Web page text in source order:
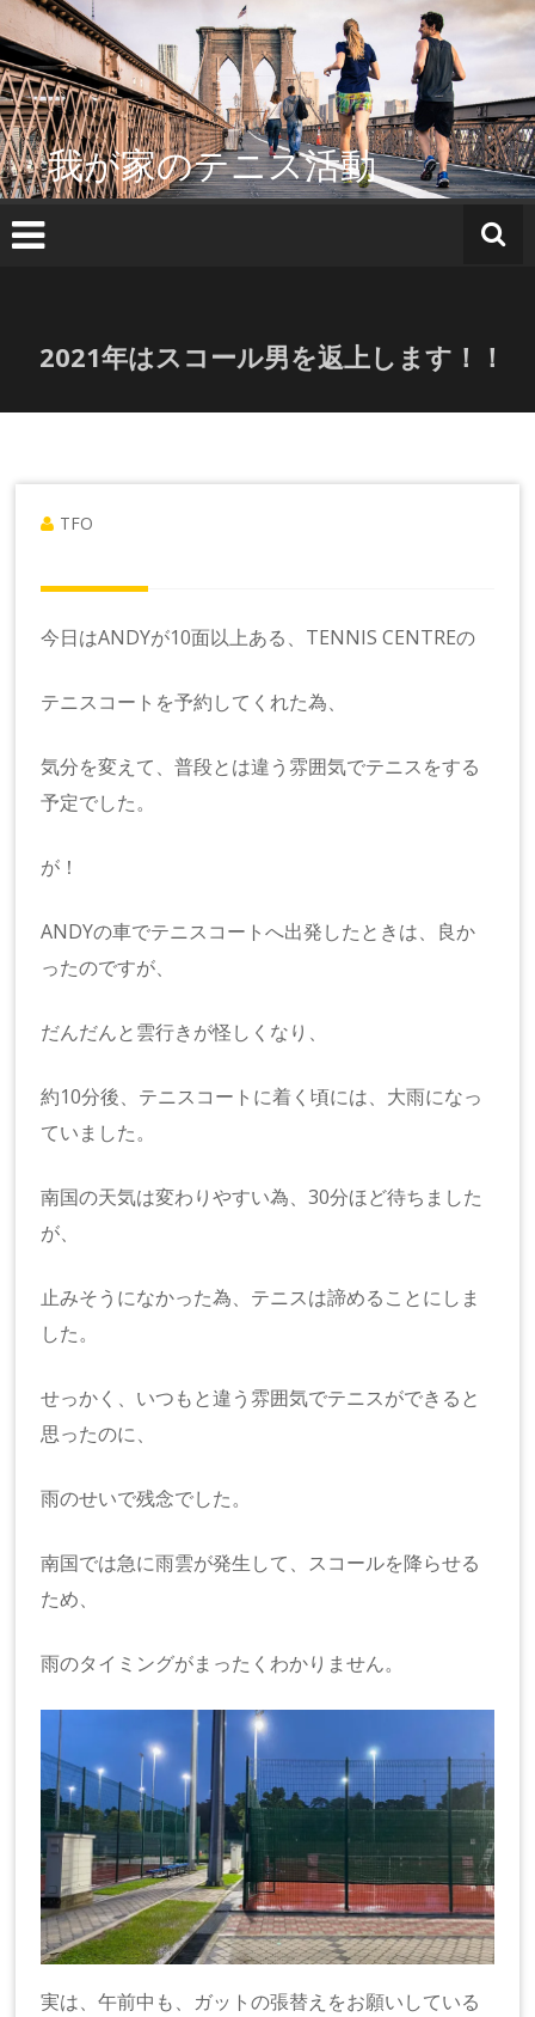
ン
テ
ン
ツ
へ
ス
キ
ッ
我が家のテニス活動
2021年はスコール男を返上します！！
TFO
今日はANDYが10面以上ある、TENNIS CENTREの
テニスコートを予約してくれた為、
気分を変えて、普段とは違う雰囲気でテニスをする
予定でした。
が！
ANDYの車でテニスコートへ出発したときは、良か
ったのですが、
だんだんと雲行きが怪しくなり、
約10分後、テニスコートに着く頃には、大雨になっ
ていました。
南国の天気は変わりやすい為、30分ほど待ちました
が、
止みそうになかった為、テニスは諦めることにしま
した。
せっかく、いつもと違う雰囲気でテニスができると
思ったのに、
雨のせいで残念でした。
南国では急に雨雲が発生して、スコールを降らせる
ため、
雨のタイミングがまったくわかりません。
実は、午前中も、ガットの張替えをお願いしている